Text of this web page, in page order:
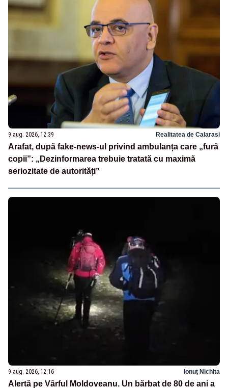
9 aug. 2026, 12:39 Realitatea de Calarasi
Arafat, după fake-news-ul privind ambulanța care „fură
copii”: „Dezinformarea trebuie tratată cu maximă
seriozitate de autorități”
9 aug. 2026, 12:16 Ionuț Nichita
Alertă pe Vârful Moldoveanu. Un bărbat de 80 de ani a